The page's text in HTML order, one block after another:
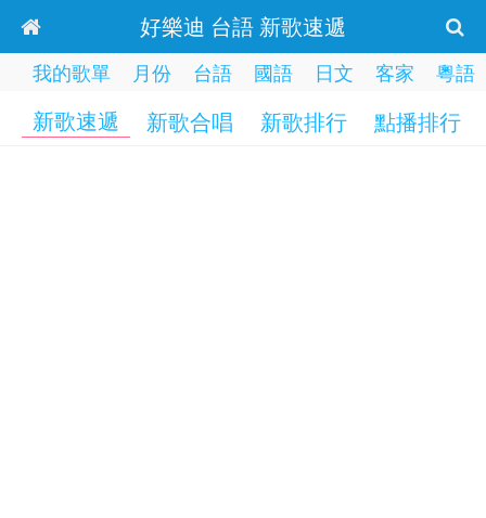
好樂迪 台語 新歌速遞
我的歌單 月份 台語 國語 日文 客家 粵語
新歌速遞 新歌合唱 新歌排行 點播排行